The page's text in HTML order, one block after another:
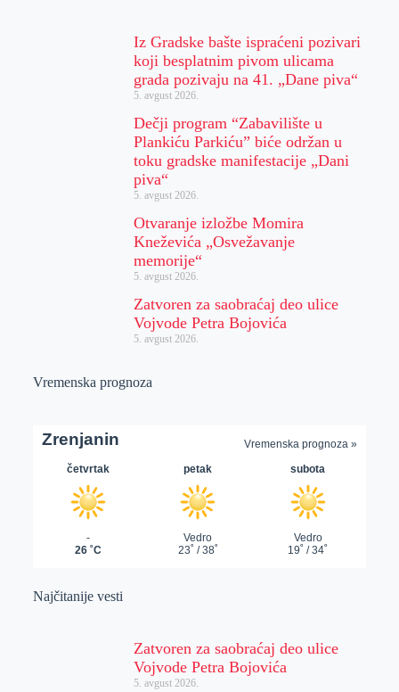
Iz Gradske bašte ispraćeni pozivari
koji besplatnim pivom ulicama
grada pozivaju na 41. „Dane piva“
5. avgust 2026.
Dečji program “Zabavilište u
Plankiću Parkiću” biće održan u
toku gradske manifestacije „Dani
piva“
5. avgust 2026.
Otvaranje izložbe Momira
Kneževića „Osvežavanje
memorije“
5. avgust 2026.
Zatvoren za saobraćaj deo ulice
Vojvode Petra Bojovića
5. avgust 2026.
Vremenska prognoza
Najčitanije vesti
Zatvoren za saobraćaj deo ulice
Vojvode Petra Bojovića
5. avgust 2026.